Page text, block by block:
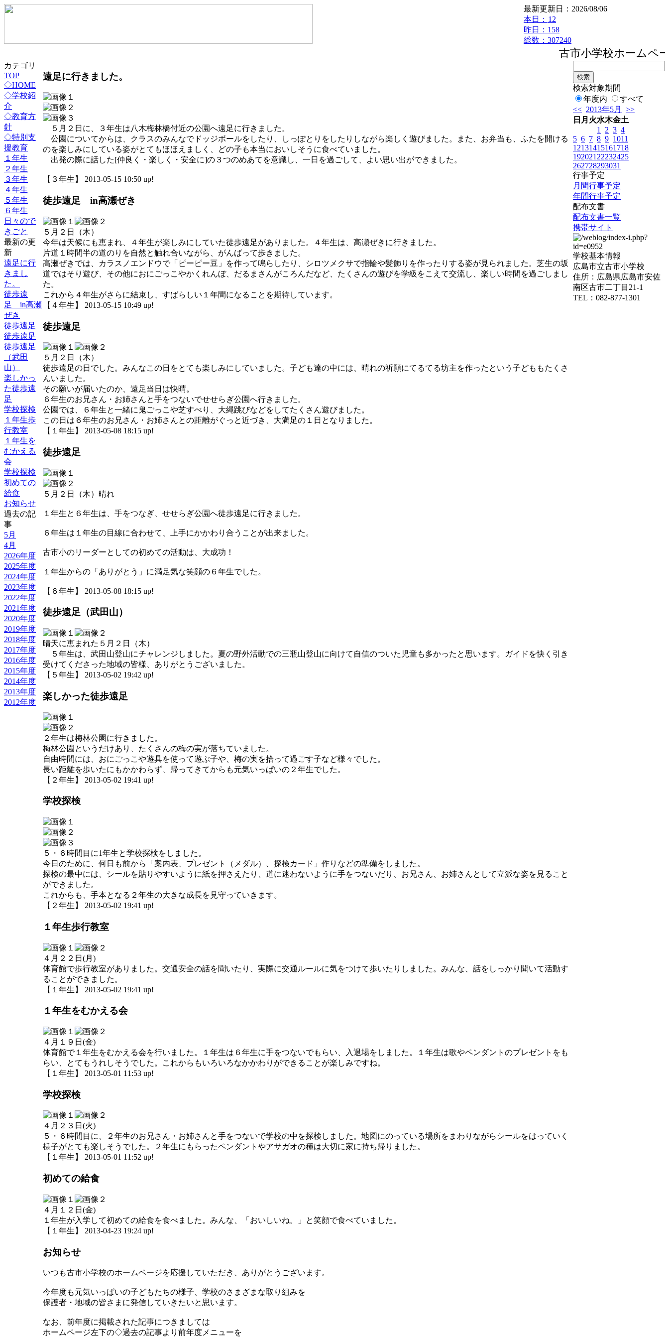
最新更新日：2026/08/06
本日： 12
昨日：158
総数：307240
古市小学校ホームペー
カテゴリ
TOP
◇HOME
◇学校紹
介
◇教育方
針
◇特別支
援教育
１年生
２年生
３年生
４年生
５年生
６年生
日々ので
きごと
最新の更
新
遠足に行
きまし
た。
徒歩遠
足 in高瀬
ぜき
徒歩遠足
徒歩遠足
徒歩遠足
（武田
山）
楽しかっ
た徒歩遠
足
学校探検
１年生歩
行教室
１年生を
むかえる
会
学校探検
初めての
給食
お知らせ
過去の記
事
5月
4月
2026年度
2025年度
2024年度
2023年度
2022年度
2021年度
2020年度
2019年度
2018年度
2017年度
2016年度
2015年度
2014年度
2013年度
2012年度
遠足に行きました。
５月２日に、３年生は八木梅林橋付近の公園へ遠足に行きました。
公園についてからは、クラスのみんなでドッジボールをしたり、しっぽとりをしたりしながら楽しく遊びました。また、お弁当も、ふたを開ける
のを楽しみにしている姿がとてもほほえましく、どの子も本当においしそうに食べていました。
出発の際に話した[仲良く・楽しく・安全に]の３つのめあてを意識し、一日を過ごして、よい思い出ができました。
【３年生】 2013-05-15 10:50 up!
徒歩遠足 in高瀬ぜき
５月２日（木）
今年は天候にも恵まれ、４年生が楽しみにしていた徒歩遠足がありました。４年生は、高瀬ぜきに行きました。
片道１時間半の道のりを自然と触れ合いながら、がんばって歩きました。
高瀬ぜきでは、カラスノエンドウで「ピーピー豆」を作って鳴らしたり、シロツメクサで指輪や髪飾りを作ったりする姿が見られました。芝生の坂
道ではそり遊び、その他におにごっこやかくれんぼ、だるまさんがころんだなど、たくさんの遊びを学級をこえて交流し、楽しい時間を過ごしまし
た。
これから４年生がさらに結束し、すばらしい１年間になることを期待しています。
【４年生】 2013-05-15 10:49 up!
徒歩遠足
５月２日（木）
徒歩遠足の日でした。みんなこの日をとても楽しみにしていました。子ども達の中には、晴れの祈願にてるてる坊主を作ったという子どももたくさ
んいました。
その願いが届いたのか、遠足当日は快晴。
６年生のお兄さん・お姉さんと手をつないでせせらぎ公園へ行きました。
公園では、６年生と一緒に鬼ごっこや芝すべり、大縄跳びなどをしてたくさん遊びました。
この日は６年生のお兄さん・お姉さんとの距離がぐっと近づき、大満足の１日となりました。
【１年生】 2013-05-08 18:15 up!
徒歩遠足
５月２日（木）晴れ
１年生と６年生は、手をつなぎ、せせらぎ公園へ徒歩遠足に行きました。
６年生は１年生の目線に合わせて、上手にかかわり合うことが出来ました。
古市小のリーダーとしての初めての活動は、大成功！
１年生からの「ありがとう」に満足気な笑顔の６年生でした。
【６年生】 2013-05-08 18:15 up!
徒歩遠足（武田山）
晴天に恵まれた５月２日（木）
５年生は、武田山登山にチャレンジしました。夏の野外活動での三瓶山登山に向けて自信のついた児童も多かったと思います。ガイドを快く引き
受けてくださった地域の皆様、ありがとうございました。
【５年生】 2013-05-02 19:42 up!
楽しかった徒歩遠足
２年生は梅林公園に行きました。
梅林公園というだけあり、たくさんの梅の実が落ちていました。
自由時間には、おにごっこや遊具を使って遊ぶ子や、梅の実を拾って過ごす子など様々でした。
長い距離を歩いたにもかかわらず、帰ってきてからも元気いっぱいの２年生でした。
【２年生】 2013-05-02 19:41 up!
学校探検
５・６時間目に1年生と学校探検をしました。
今日のために、何日も前から「案内表、プレゼント（メダル）、探検カード」作りなどの準備をしました。
探検の最中には、シールを貼りやすいように紙を押さえたり、道に迷わないように手をつないだり、お兄さん、お姉さんとして立派な姿を見ること
ができました。
これからも、手本となる２年生の大きな成長を見守っていきます。
【２年生】 2013-05-02 19:41 up!
１年生歩行教室
４月２２日(月)
体育館で歩行教室がありました。交通安全の話を聞いたり、実際に交通ルールに気をつけて歩いたりしました。みんな、話をしっかり聞いて活動す
ることができました。
【１年生】 2013-05-02 19:41 up!
１年生をむかえる会
４月１９日(金)
体育館で１年生をむかえる会を行いました。１年生は６年生に手をつないでもらい、入退場をしました。１年生は歌やペンダントのプレゼントをも
らい、とてもうれしそうでした。これからもいろいろなかかわりができることが楽しみですね。
【１年生】 2013-05-01 11:53 up!
学校探検
４月２３日(火)
５・６時間目に、２年生のお兄さん・お姉さんと手をつないで学校の中を探検しました。地図にのっている場所をまわりながらシールをはっていく
様子がとても楽しそうでした。２年生にもらったペンダントやアサガオの種は大切に家に持ち帰りました。
【１年生】 2013-05-01 11:52 up!
初めての給食
４月１２日(金)
１年生が入学して初めての給食を食べました。みんな、「おいしいね。」と笑顔で食べていました。
【１年生】 2013-04-23 19:24 up!
お知らせ
いつも古市小学校のホームページを応援していただき、ありがとうございます。
今年度も元気いっぱいの子どもたちの様子、学校のさまざまな取り組みを
保護者・地域の皆さまに発信していきたいと思います。
なお、前年度に掲載された記事につきましては
ホームページ左下の◇過去の記事より前年度メニューを
検索対象期間
年度内
すべて
<< 2013年5月
>>
日 月 火水木金土
1
2 3 4
5 6 7 8 9 1011
12131415161718
192021 22232425
262728293031
行事予定
月間行事予定
年間行事予定
配布文書
配布文書一覧
携帯サイト
学校基本情報
広島市立古市小学校
住所：広島県広島市安佐
南区古市二丁目21-1
TEL：082-877-1301